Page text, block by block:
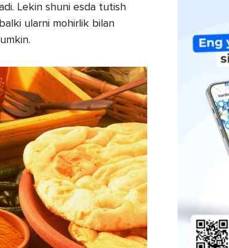
Lekin shuni esda tutish
ularni mohirlik bilan